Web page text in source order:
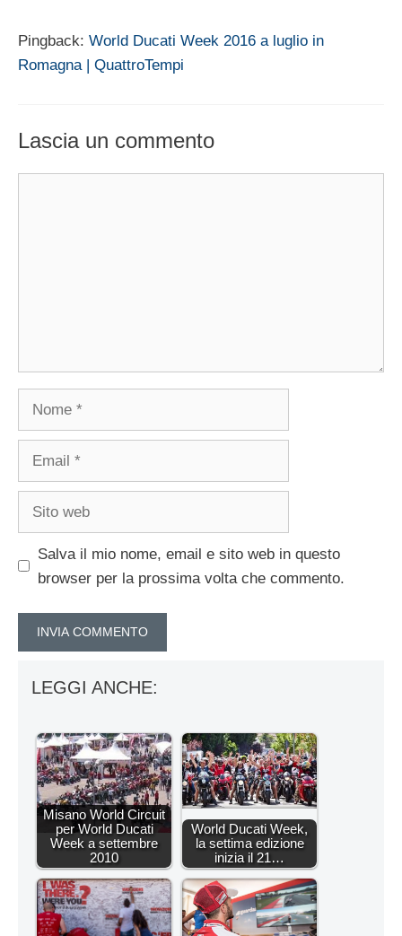
Pingback: World Ducati Week 2016 a luglio in
Romagna | QuattroTempi
Lascia un commento
Salva il mio nome, email e sito web in questo
browser per la prossima volta che commento.
LEGGI ANCHE:
Misano World Circuit
per World Ducati
Week a settembre
2010
World Ducati Week,
la settima edizione
inizia il 21…